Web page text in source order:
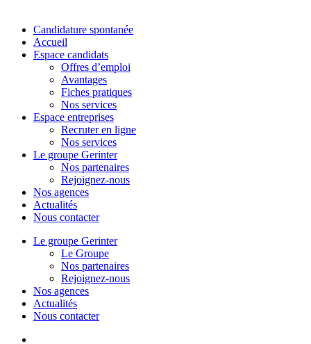
Close
Menu
Candidature spontanée
Accueil
Espace candidats
Offres d’emploi
Avantages
Fiches pratiques
Nos services
Espace entreprises
Recruter en ligne
Nos services
Le groupe Gerinter
Nos partenaires
Rejoignez-nous
Nos agences
Actualités
Nous contacter
Le groupe Gerinter
Le Groupe
Nos partenaires
Rejoignez-nous
Nos agences
Actualités
Nous contacter